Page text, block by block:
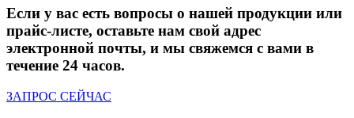
Если у вас есть вопросы о нашей продукции или
прайс-листе, оставьте нам свой адрес
электронной почты, и мы свяжемся с вами в
течение 24 часов.
ЗАПРОС СЕЙЧАС